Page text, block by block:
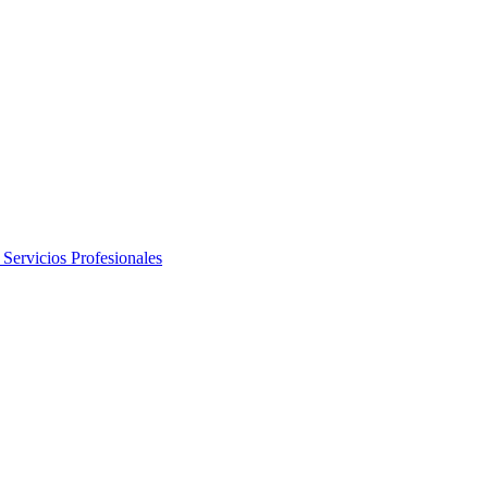
Servicios Profesionales